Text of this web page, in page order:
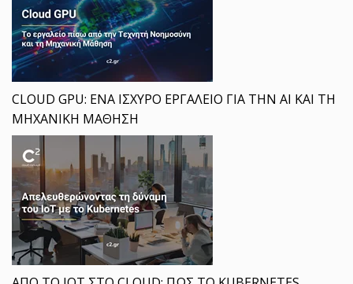
CLOUD GPU: ΕΝΑ ΙΣΧΥΡΟ ΕΡΓΑΛΕΙΟ ΓΙΑ ΤΗΝ AI ΚΑΙ ΤΗ
ΜΗΧΑΝΙΚΗ ΜΑΘΗΣΗ